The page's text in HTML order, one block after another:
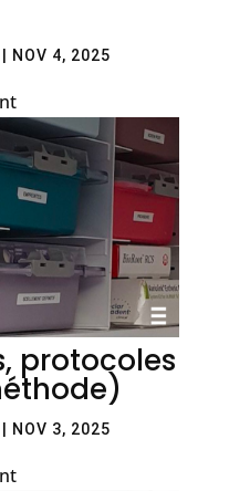
NOV 4, 2025
protocoles
NOV 3, 2025